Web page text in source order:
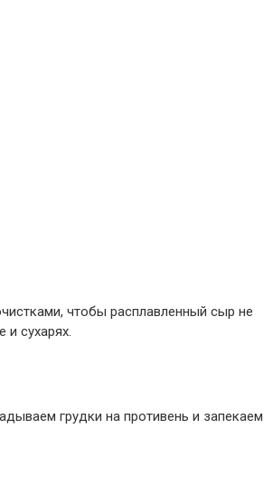
чтобы расплавленный сыр не
сухарях.
грудки на противень и запекаем